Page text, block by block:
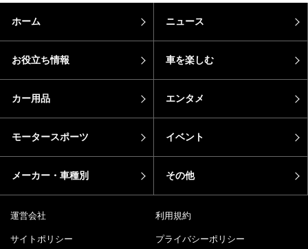
ホーム ニュース
お役立ち情報 車を楽しむ
カー用品 エンタメ
モータースポーツ イベント
メーカー・車種別 その他
運営会社 利用規約
サイトポリシー プライバシーポリシー